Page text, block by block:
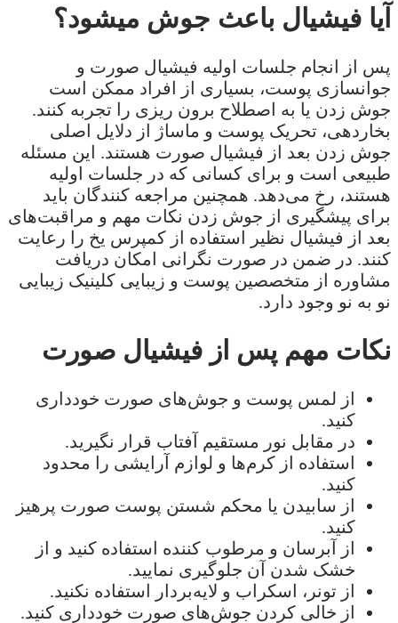
آیا فیشیال باعث جوش میشود؟
پس از انجام جلسات اولیه فیشیال صورت و
جوانسازی پوست، بسیاری از افراد ممکن است
جوش زدن یا به اصطلاح برون ریزی را تجربه کنند.
بخاردهی، تحریک پوست و ماساژ از دلایل اصلی
جوش زدن بعد از فیشیال صورت هستند. این مسئله
طبیعی است و برای کسانی که در جلسات اولیه
هستند، رخ می‌دهد. همچنین مراجعه کنندگان باید
برای پیشگیری از جوش زدن نکات مهم و مراقبت‌های
بعد از فیشیال نظیر استفاده از کمپرس یخ را رعایت
کنند. در ضمن در صورت نگرانی امکان دریافت
مشاوره از متخصصین پوست و زیبایی کلینیک زیبایی
نو به نو وجود دارد.
نکات مهم پس از فیشیال صورت
از لمس پوست و جوش‌های صورت خودداری
کنید.
در مقابل نور مستقیم آفتاب قرار نگیرید.
استفاده از کرم‌ها و لوازم آرایشی را محدود
کنید.
از سابیدن یا محکم شستن پوست صورت پرهیز
کنید.
از آبرسان و مرطوب کننده استفاده کنید و از
خشک شدن آن جلوگیری نمایید.
از تونر، اسکراب و لایه‌بردار استفاده نکنید.
از خالی کردن جوش‌های صورت خودداری کنید.